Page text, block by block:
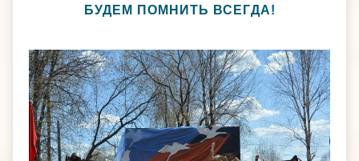
БУДЕМ ПОМНИТЬ ВСЕГДА!